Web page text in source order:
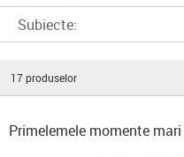
Subiecte:
17produselor
Primelemele momente mari